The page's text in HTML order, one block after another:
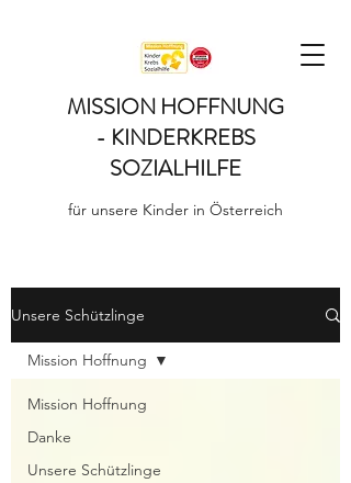
MISSION HOFFNUNG
- KINDERKREBS
SOZIALHILFE
für unsere Kinder in Österreich
Unsere Schützlinge
Mission Hoffnung
Danke
Unsere Schützlinge
Mission Hoffnung